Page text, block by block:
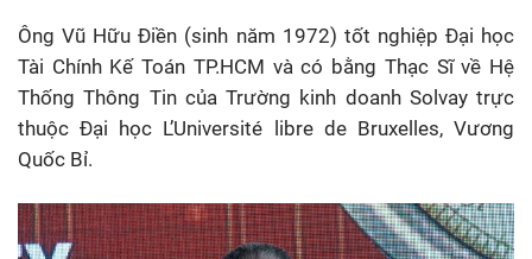
Ông Vũ Hữu Điền (sinh năm 1972) tốt nghiệp Đại học
Tài Chính Kế Toán TP.HCM và có bằng Thạc Sĩ về Hệ
Thống Thông Tin của Trường kinh doanh Solvay trực
thuộc Đại học L’Université libre de Bruxelles, Vương
Quốc Bỉ.